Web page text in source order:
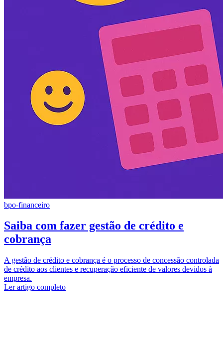
bpo-financeiro
Saiba com fazer gestão de crédito e
cobrança
A gestão de crédito e cobrança é o processo de concessão controlada
de crédito aos clientes e recuperação eficiente de valores devidos à
empresa.
Ler artigo completo